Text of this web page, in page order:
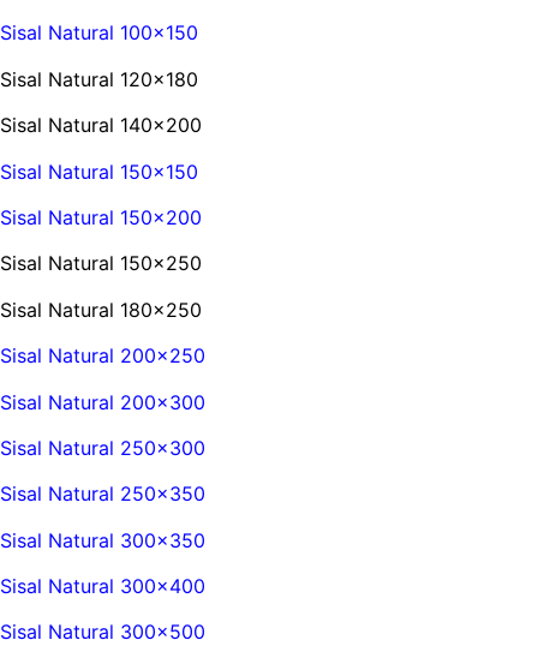
Sisal Natural 100×150
Sisal Natural 120×180
Sisal Natural 140×200
Sisal Natural 150×150
Sisal Natural 150×200
Sisal Natural 150×250
Sisal Natural 180×250
Sisal Natural 200×250
Sisal Natural 200×300
Sisal Natural 250×300
Sisal Natural 250×350
Sisal Natural 300×350
Sisal Natural 300×400
Sisal Natural 300×500